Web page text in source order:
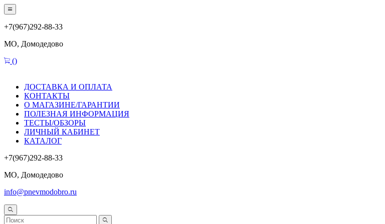
+7(967)292-88-33
МО, Домодедово
()
ДОСТАВКА И ОПЛАТА
КОНТАКТЫ
О МАГАЗИНЕ/ГАРАНТИИ
ПОЛЕЗНАЯ ИНФОРМАЦИЯ
ТЕСТЫ/ОБЗОРЫ
ЛИЧНЫЙ КАБИНЕТ
КАТАЛОГ
+7(967)292-88-33
МО, Домодедово
info@pnevmodobro.ru